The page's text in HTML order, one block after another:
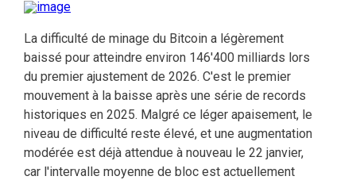
La difficulté de minage du Bitcoin a légèrement
baissé pour atteindre environ 146'400 milliards lors
du premier ajustement de 2026. C'est le premier
mouvement à la baisse après une série de records
historiques en 2025. Malgré ce léger apaisement, le
niveau de difficulté reste élevé, et une augmentation
modérée est déjà attendue à nouveau le 22 janvier,
car l'intervalle moyenne de bloc est actuellement